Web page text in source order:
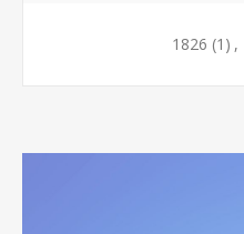
1826 (1) ,